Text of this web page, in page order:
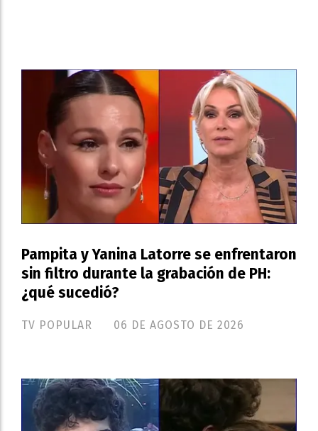
Pampita y Yanina Latorre se enfrentaron
sin filtro durante la grabación de PH:
¿qué sucedió?
TV POPULAR 06 DE AGOSTO DE 2026